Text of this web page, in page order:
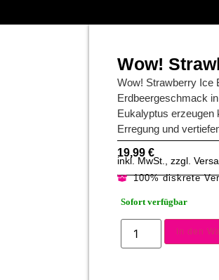
Wow!
Wow! Strawberry Ice
Erdbeergeschmack
Eukalyptus erzeugen
Erregung und
19,99 €
inkl. MwSt., zzgl.
100% diskrete
Sofort verfügbar
In den